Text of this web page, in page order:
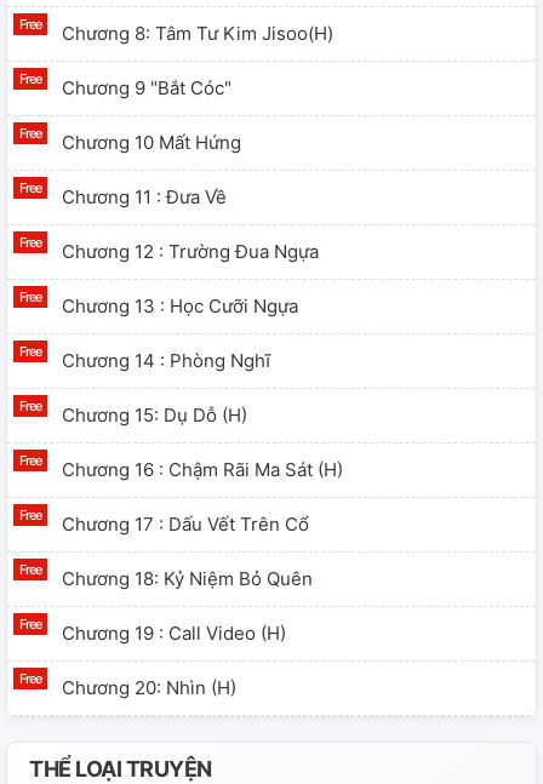
Chương 8: Tâm Tư Kim Jisoo(h)
Chương 9 "Bắt Cóc"
Chương 10 Mất Hứng
Chương 11 : Đưa Về
Chương 12 : Trường Đua Ngựa
Chương 13 : Học Cưỡi Ngựa
Chương 14 : Phòng Nghĩ
Chương 15: Dụ Dỗ (h)
Chương 16 : Chậm Rãi Ma Sát (h)
Chương 17 : Dấu Vết Trên Cổ
Chương 18: Kỷ Niệm Bỏ Quên
Chương 19 : Call Video (h)
Chương 20: Nhìn (h)
Chương 21: Kim Taehyung Tự An Ủi (h)
THỂ LOẠI TRUYỆN